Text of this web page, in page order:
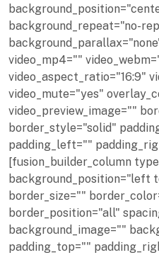
background_repeat="no-
video_mp4=""
video_aspect_ratio="16:9"
video_mute="yes"
video_preview_image=""
border_style="solid"
padding_left=""
[fusion_builder_column
background_position="left
border_size=""
border_position="all"
background_image=""
padding_top=""